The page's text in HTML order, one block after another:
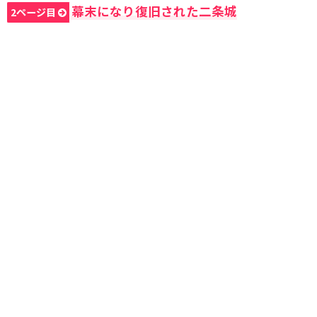
2ページ目 幕末になり復旧された二条城